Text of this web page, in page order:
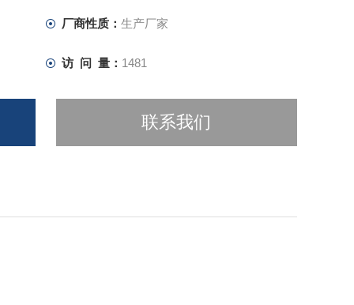
厂商性质： 生产厂家
访 问 量： 1481
联系我们